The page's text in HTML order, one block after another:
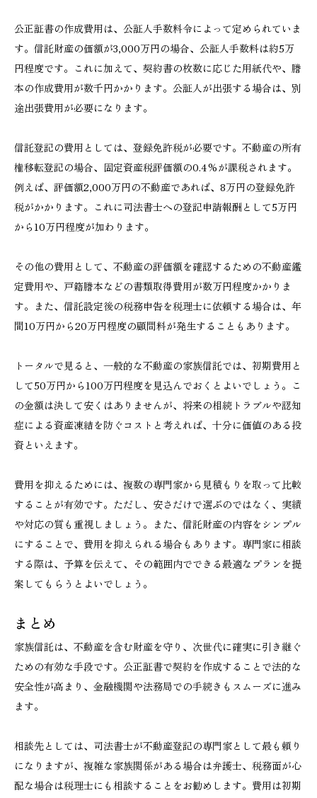
公正証書の作成費用は、公証人手数料令によって定められていま
す。信託財産の価額が3,000万円の場合、公証人手数料は約5万
円程度です。これに加えて、契約書の枚数に応じた用紙代や、謄
本の作成費用が数千円かかります。公証人が出張する場合は、別
途出張費用が必要になります。
信託登記の費用としては、登録免許税が必要です。不動産の所有
権移転登記の場合、固定資産税評価額の0.4%が課税されます。
例えば、評価額2,000万円の不動産であれば、8万円の登録免許
税がかかります。これに司法書士への登記申請報酬として5万円
から10万円程度が加わります。
その他の費用として、不動産の評価額を確認するための不動産鑑
定費用や、戸籍謄本などの書類取得費用が数万円程度かかりま
す。また、信託設定後の税務申告を税理士に依頼する場合は、年
間10万円から20万円程度の顧問料が発生することもあります。
トータルで見ると、一般的な不動産の家族信託では、初期費用と
して50万円から100万円程度を見込んでおくとよいでしょう。こ
の金額は決して安くはありませんが、将来の相続トラブルや認知
症による資産凍結を防ぐコストと考えれば、十分に価値のある投
資といえます。
費用を抑えるためには、複数の専門家から見積もりを取って比較
することが有効です。ただし、安さだけで選ぶのではなく、実績
や対応の質も重視しましょう。また、信託財産の内容をシンプル
にすることで、費用を抑えられる場合もあります。専門家に相談
する際は、予算を伝えて、その範囲内でできる最適なプランを提
案してもらうとよいでしょう。
まとめ
家族信託は、不動産を含む財産を守り、次世代に確実に引き継ぐ
ための有効な手段です。公正証書で契約を作成することで法的な
安全性が高まり、金融機関や法務局での手続きもスムーズに進み
ます。
相談先としては、司法書士が不動産登記の専門家として最も頼り
になりますが、複雑な家族関係がある場合は弁護士、税務面が心
配な場合は税理士にも相談することをお勧めします。費用は初期